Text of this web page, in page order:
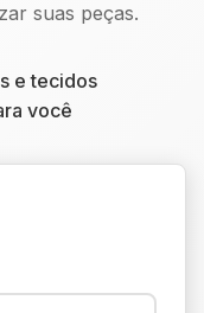
suas peças.
e tecidos
você